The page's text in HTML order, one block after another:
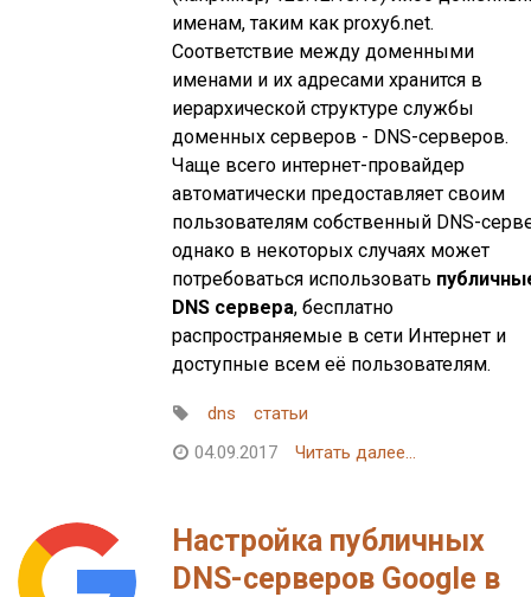
именам, таким как proxy6.net.
Соответствие между доменными
именами и их адресами хранится в
иерархической структуре службы
доменных серверов - DNS-серверов.
Чаще всего интернет-провайдер
автоматически предоставляет своим
пользователям собственный DNS-
однако в некоторых случаях может
потребоваться использовать
DNS сервера, бесплатно
распространяемые в сети Интернет и
доступные всем её пользователям.
dns
статьи
04.09.2017
Читать далее...
Настройка публичных
DNS-серверов Google в